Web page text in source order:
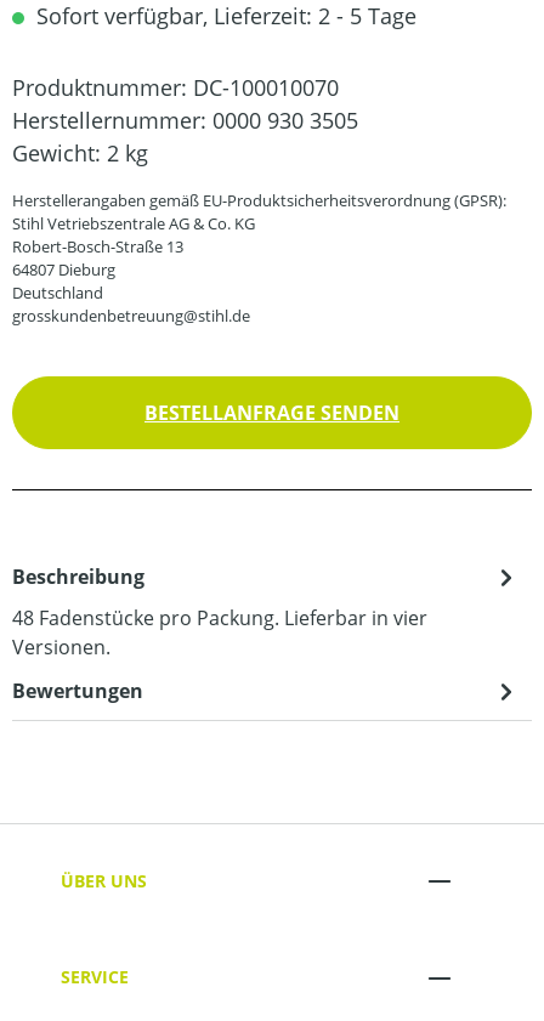
Sofort verfügbar, Lieferzeit: 2 - 5 Tage
Produktnummer: DC-100010070
Herstellernummer: 0000 930 3505
Gewicht: 2 kg
Herstellerangaben gemäß EU-Produktsicherheitsverordnung (GPSR):
Stihl Vetriebszentrale AG & Co. KG
Robert-Bosch-Straße 13
64807 Dieburg
Deutschland
grosskundenbetreuung@stihl.de
BESTELLANFRAGE SENDEN
Beschreibung
48 Fadenstücke pro Packung. Lieferbar in vier
Versionen.
Bewertungen
ÜBER UNS
SERVICE